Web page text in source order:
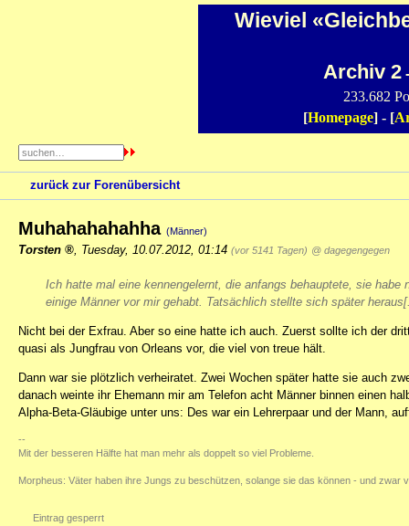
Wieviel
Archiv 2
233.682
[Homepage] - [
zurück zur Forenübersicht
Muhahahahahha (Männer)
Torsten Tuesday, 10.07.2012, 01:14 (vor 5141 Tagen) @ dagegengegen
Ich hatte mal eine kennengelernt, die anfangs behauptete, sie habe
einige Männer vor mir gehabt. Tatsächlich stellte sich später
Nicht bei der Exfrau. Aber so eine hatte ich auch. Zuerst sollte ich der
quasi als Jungfrau von Orleans vor, die viel von treue hält.
Dann war sie plötzlich verheiratet. Zwei Wochen später hatte sie auch
danach weinte ihr Ehemann mir am Telefon acht Männer binnen einen
Alpha-Beta-Gläubige unter uns: Des war ein Lehrerpaar und der Mann,
--
Mit der besseren Hälfte hat man mehr als doppelt so viel Probleme.
Morpheus: Väter haben ihre Jungs zu beschützen, solange sie das können - und zwar
Eintrag gesperrt